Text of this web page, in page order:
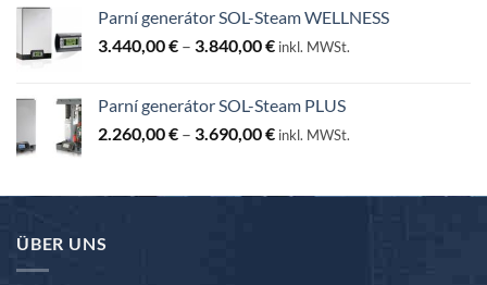
Parní generátor SOL-Steam WELLNESS
3.440,00€ – 3.840,00€Rozpětí
až
3.840,00 €
inkl. MWSt.
Parní generátor SOL-Steam PLUS
2.260,00€ – 3.690,00€Rozpětí
až
inkl. MWSt.
ÜBER UNS